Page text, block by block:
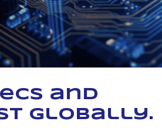
and
globally.